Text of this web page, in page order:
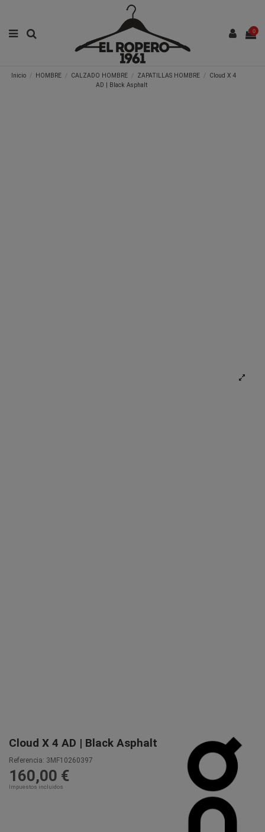
0
Inicio HOMBRE CALZADO HOMBRE ZAPATILLAS HOMBRE
Cloud X 4
AD | Black Asphalt
Cloud X 4 AD | Black Asphalt
Referencia: 3MF10260397
160,00 €
Impuestos incluidos